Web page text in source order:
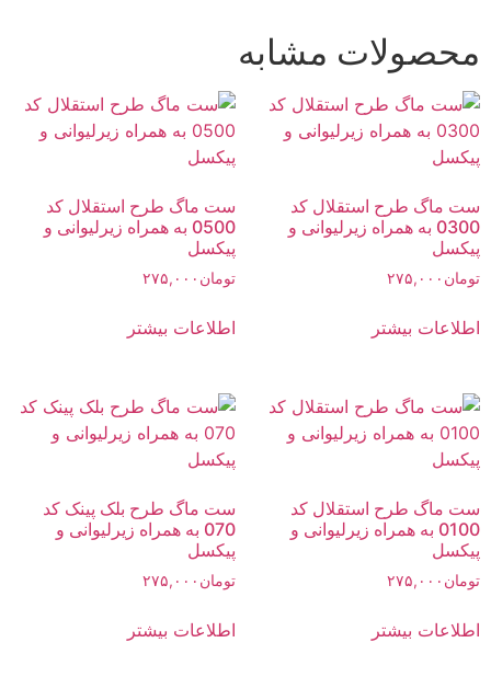
محصولات مشابه
ست ماگ طرح استقلال کد
0300 به همراه زیرلیوانی و
پیکسل
تومان ۲۷۵,۰۰۰
اطلاعات بیشتر
ست ماگ طرح استقلال کد
0500 به همراه زیرلیوانی و
پیکسل
تومان ۲۷۵,۰۰۰
اطلاعات بیشتر
ست ماگ طرح استقلال کد
0100 به همراه زیرلیوانی و
پیکسل
تومان ۲۷۵,۰۰۰
اطلاعات بیشتر
ست ماگ طرح بلک پینک کد
070 به همراه زیرلیوانی و
پیکسل
تومان ۲۷۵,۰۰۰
اطلاعات بیشتر